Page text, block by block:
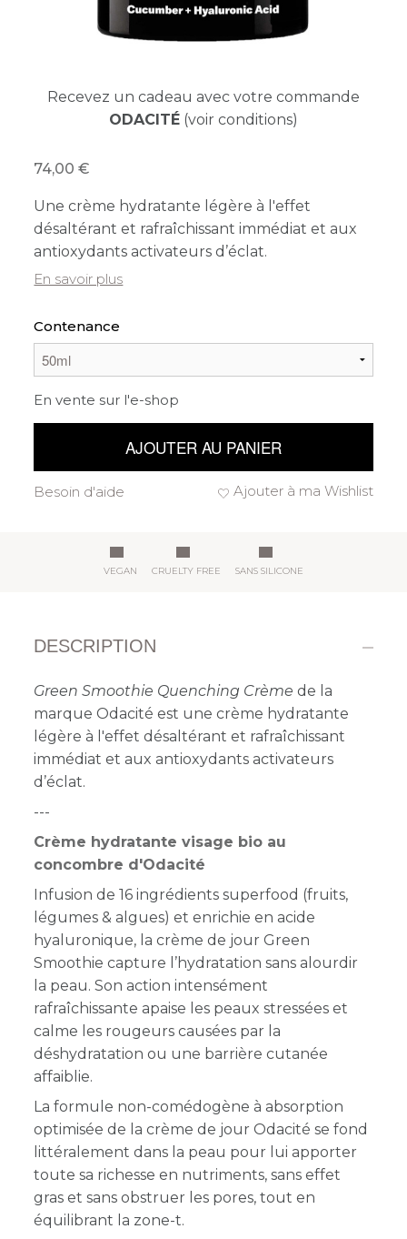
Recevez un cadeau avec votre commande
ODACITÉ (voir conditions)
74,00
Une crème hydratante légère à l'effet
désaltérant et rafraîchissant immédiat et aux
antioxydants activateurs d’éclat.
En savoir plus
Contenance
En vente sur l'e-shop
AJOUTER AU PANIER
Ajouter à ma Wishlist
Besoin d'aide
VEGAN CRUELTY FREE SANS SILICONE
DESCRIPTION
Green Smoothie Quenching Crème de la
marque Odacité est une crème hydratante
légère à l'effet désaltérant et rafraîchissant
immédiat et aux antioxydants activateurs
d’éclat.
---
Crème hydratante visage bio au
concombre d'Odacité
Infusion de 16 ingrédients superfood (fruits,
légumes & algues) et enrichie en acide
hyaluronique, la crème de jour Green
Smoothie capture l’hydratation sans alourdir
la peau. Son action intensément
rafraîchissante apaise les peaux stressées et
calme les rougeurs causées par la
déshydratation ou une barrière cutanée
affaiblie.
La formule non-comédogèneà absorption
optimisée de la crème de jour Odacité se fond
littéralement dans la peau pour lui apporter
toute sa richesse en nutriments, sans effet
gras et sans obstruer les pores, tout en
équilibrant la zone-t.